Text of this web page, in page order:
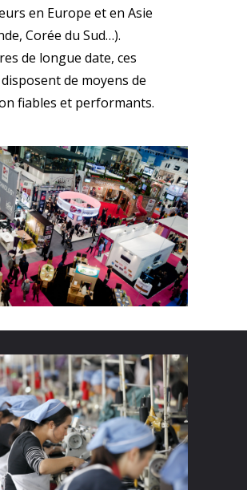
en Europe et en Asie
Corée du Sud…).
de longue date, ces
de moyens de
fiables et performants.